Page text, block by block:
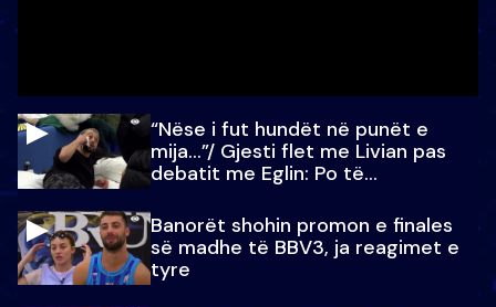
“Nëse i fut hundët në punët e
mija…”/ Gjesti flet me Livian pas
debatit me Eglin: Po të
Banorët shohin promon e finales
së madhe të BBV3, ja reagimet e
tyre